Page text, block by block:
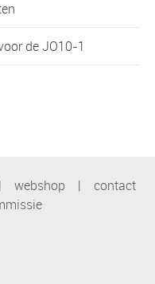
de JO10-1
webshop | contact